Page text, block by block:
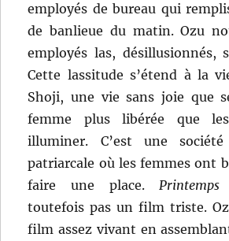
employés de bureau qui
de banlieue du matin. Ozu
employés las, désillusionnés,
Cette lassitude s’étend à la
Shoji, une vie sans joie que
femme plus libérée que
illuminer. C’est une
patriarcale où les femmes ont
faire une place.Printemps
toutefois pas un film triste.
film assez vivant en